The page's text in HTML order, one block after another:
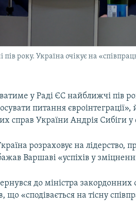
року. Україна очікує на
у Раді ЄС найближчі пів
питання євроінтеграції»,
справ України Андрія Сибіги
розраховує на лідерство,
Варшаві «успіхів у
до міністра закордонних
що «сподівається на тісну